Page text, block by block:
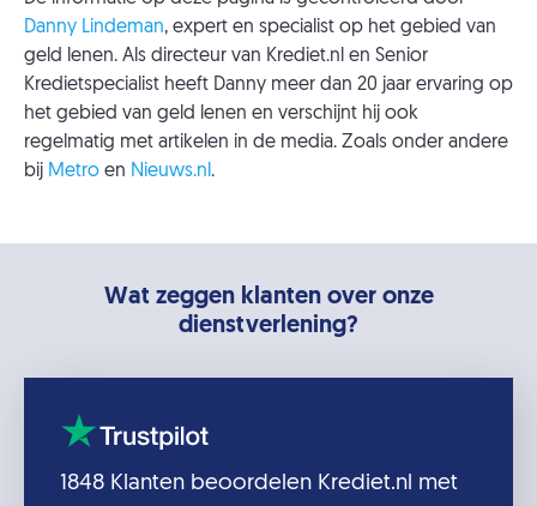
Danny Lindeman, expert en specialist op het gebied van
geld lenen. Als directeur van Krediet.nl en Senior
Kredietspecialist heeft Danny meer dan 20 jaar ervaring op
het gebied van geld lenen en verschijnt hij ook
regelmatig met artikelen in de media. Zoals onder andere
bij Metro en Nieuws.nl .
Wat zeggen klanten over onze
dienstverlening?
1848 Klanten beoordelen Krediet.nl met